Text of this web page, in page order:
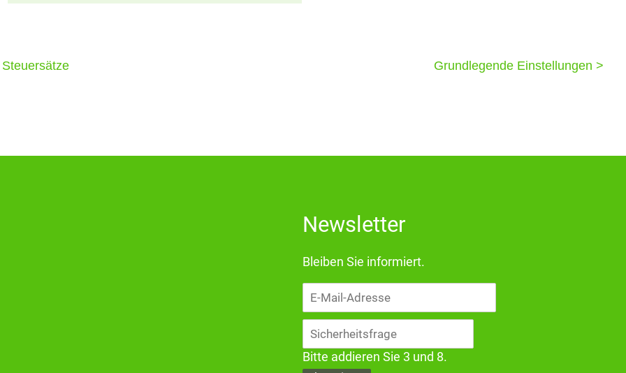
Grundlegende Einstellungen >
Newsletter
Bleiben Sie informiert.
E-
Mail-
Adresse
Bitte addieren Sie 3 und 8.